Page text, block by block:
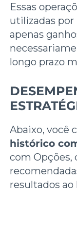
Essas
utilizadas
apenas
longo prazo
Abaixo, você
histórico
com Opções,
resultados ao